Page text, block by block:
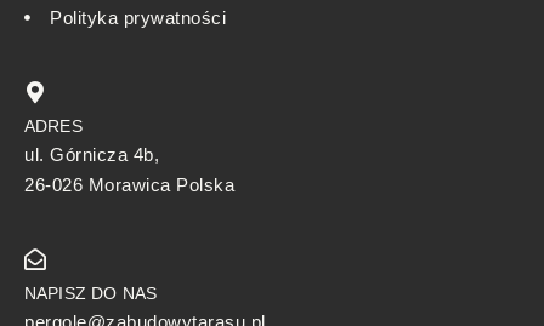
Polityka prywatności
ADRES
ul. Górnicza 4b,
26-026 Morawica Polska
NAPISZ DO NAS